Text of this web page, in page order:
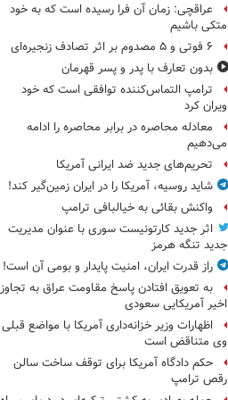
عراقچی: زمان آن فرا رسیده است که به خود
متکی باشیم
۶ فوتی و ۵ مصدوم بر اثر تصادف زنجیره‌ای
بدون تعارف با پدر و پسر قهرمان
ترامپ التماس‌کننده توافقی است که خود
ویران کرد
معادله محاصره در برابر محاصره را ادامه
می‌دهیم
تحریم‌های جدید ضد ایرانی آمریکا
شاید روسیه، آمریکا را در ایران زمین‌گیر کند!
واکنش بقائی به خیالبافی ترامپ
اثر جدید کارتونیست سوری با عنوان مدیریت
جدید تنگه هرمز
راز قدرت ایران، امنیت پایدار و بومی آن است!
به تعویق افتادن پاسخ مقاومت عراق به تجاوز
اخیر آمریکایی سعودی
اظهارات وزیر خزانه‌داری آمریکا با مواضع قبلی
وی متناقض است
حکم دادگاه آمریکا برای توقف ساخت سالن
رقص ترامپ